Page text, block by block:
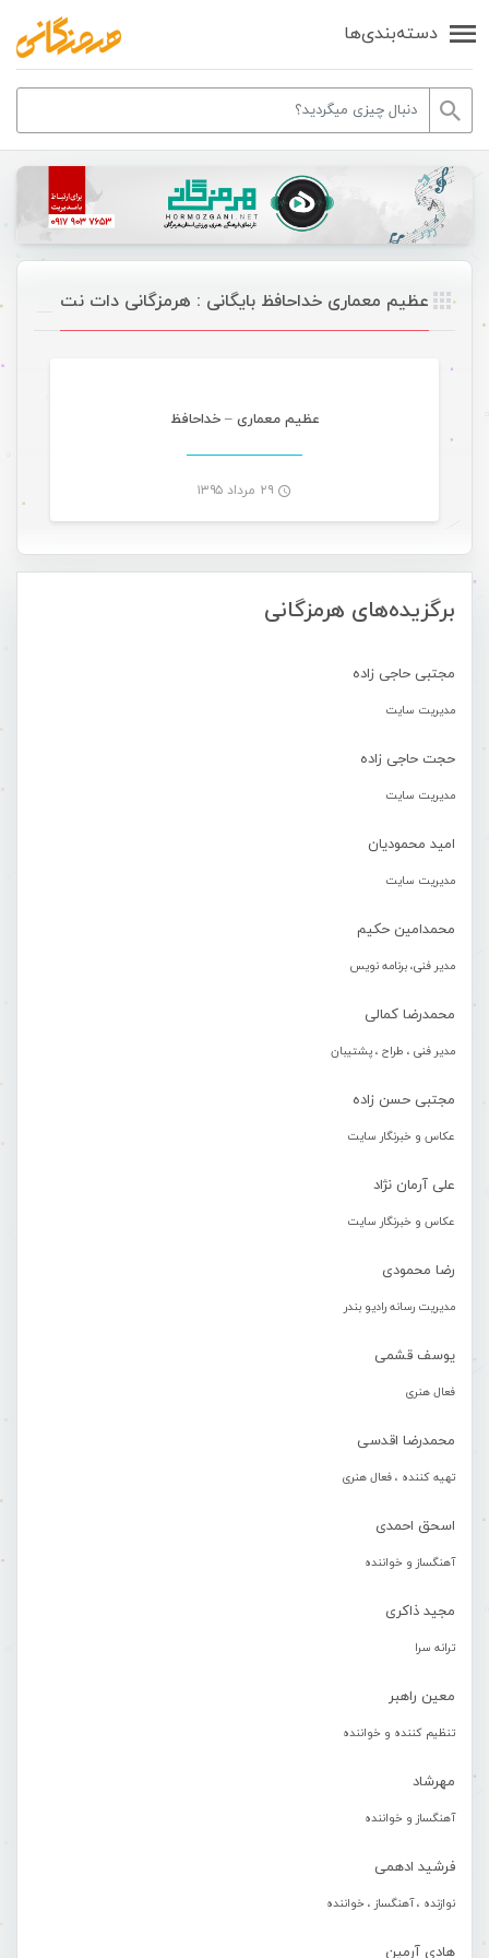
دسته‌بندی‌ها
برگزیده‌های هرمزگانی
مجتبی حاجی زاده
مدیریت سایت
حجت حاجی زاده
مدیریت سایت
امید محمودیان
مدیریت سایت
محمدامین حکیم
مدیر فنی، برنامه نویس
محمدرضا کمالی
مدیر فنی ، طراح ، پشتیبان
مجتبی حسن زاده
عکاس و خبرنگار سایت
علی آرمان نژاد
عکاس و خبرنگار سایت
رضا محمودی
مدیریت رسانه رادیو بندر
یوسف قشمی
فعال هنری
محمدرضا اقدسی
تهیه کننده ، فعال هنری
اسحق احمدی
آهنگساز و خواننده
مجید ذاکری
ترانه سرا
معین راهبر
تنظیم کننده و خواننده
مهرشاد
آهنگساز و خواننده
فرشید ادهمی
نوازنده ، آهنگساز ، خواننده
هادی آرمین
عظیم معماری خداحافظ بایگانی : هرمزگانی دات نت
عظیم معماری – خداحافظ
۲۹ مرداد ۱۳۹۵